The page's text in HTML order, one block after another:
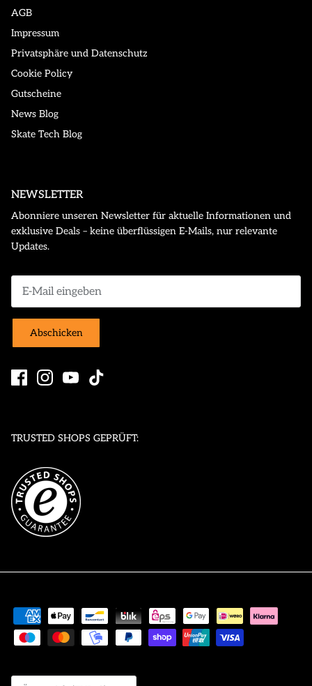
AGB
Impressum
Privatsphäre und Datenschutz
Cookie Policy
Gutscheine
News Blog
Skate Tech Blog
NEWSLETTER
Abonniere unseren Newsletter für aktuelle Informationen und
exklusive Deals – keine überflüssigen E-Mails, nur relevante
Updates.
Abschicken
TRUSTED SHOPS GEPRÜFT: